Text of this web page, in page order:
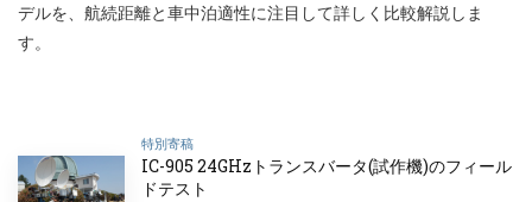
デルを、航続距離と車中泊適性に注目して詳しく比較解説しま
す。
特別寄稿
IC-905 24GHzトランスバータ(試作機)のフィール
ドテスト